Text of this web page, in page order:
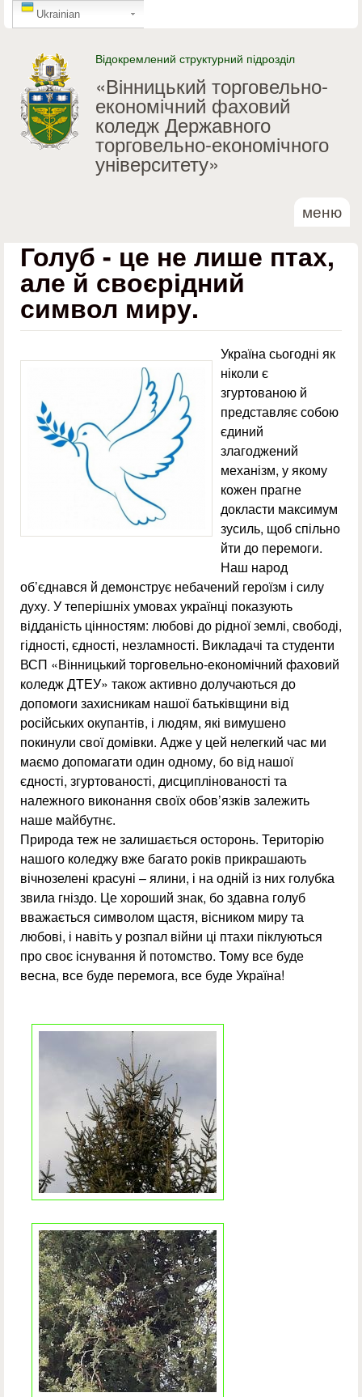
Перейти до основного
GTranslate
Ukrainian
Відокремлений структурний підрозділ
«Вінницький торговельно-
економічний фаховий
коледж Державного
торговельно-економічного
університету»
меню
Голуб - це не лише птах,
але й своєрідний
символ миру.
Україна сьогодні як
ніколи є
згуртованою й
представляє собою
єдиний
злагоджений
механізм, у якому
кожен прагне
докласти максимум
зусиль, щоб спільно
йти до перемоги.
Наш народ
об’єднався й демонструє небачений героїзм і силу
духу. У теперішніх умовах українці показують
відданість цінностям: любові до рідної землі, свободі,
гідності, єдності, незламності. Викладачі та студенти
ВСП «Вінницький торговельно-економічний фаховий
коледж ДТЕУ» також активно долучаються до
допомоги захисникам нашої батьківщини від
російських окупантів, і людям, які вимушено
покинули свої домівки. Адже у цей нелегкий час ми
маємо допомагати один одному, бо від нашої
єдності, згуртованості, дисциплінованості та
належного виконання своїх обов’язків залежить
наше майбутнє.
Природа теж не залишається осторонь. Територію
нашого коледжу вже багато років прикрашають
вічнозелені красуні – ялини, і на одній із них голубка
звила гніздо. Це хороший знак, бо здавна голуб
вважається символом щастя, вісником миру та
любові, і навіть у розпал війни ці птахи піклуються
про своє існування й потомство. Тому все буде
весна, все буде перемога, все буде Україна!